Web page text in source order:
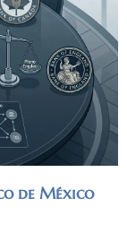
de México